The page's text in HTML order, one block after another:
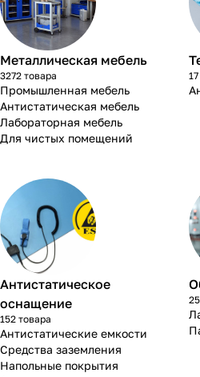
Металлическая мебель
3272 товара
Промышленная мебель
Антистатическая мебель
Лабораторная мебель
Для чистых помещений
Антистатическое
оснащение
152 товара
Антистатические емкости
Средства заземления
Напольные покрытия